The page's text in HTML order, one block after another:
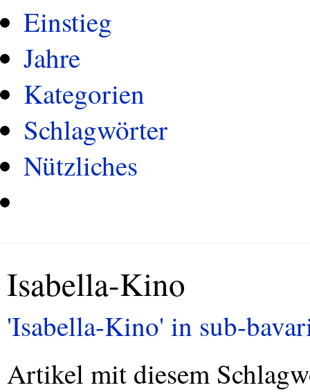
Einstieg
Jahre
Kategorien
Schlagwörter
Nützliches
Isabella-Kino
'Isabella-Kino' in sub-
Artikel mit diesem